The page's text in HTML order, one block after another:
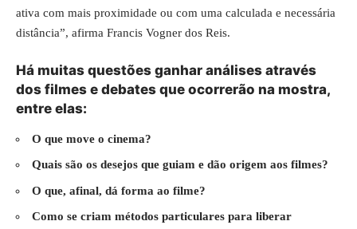
ativa com mais proximidade ou com uma calculada e necessária
distância”, afirma Francis Vogner dos Reis.
Há muitas questões ganhar análises através
dos filmes e debates que ocorrerão na mostra,
entre elas:
O que move o cinema?
Quais são os desejos que guiam e dão origem aos filmes?
O que, afinal, dá forma ao filme?
Como se criam métodos particulares para liberar